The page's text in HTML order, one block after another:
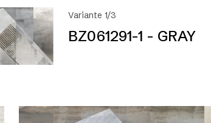
Variante 1/3
BZ061291-1 - GRAY